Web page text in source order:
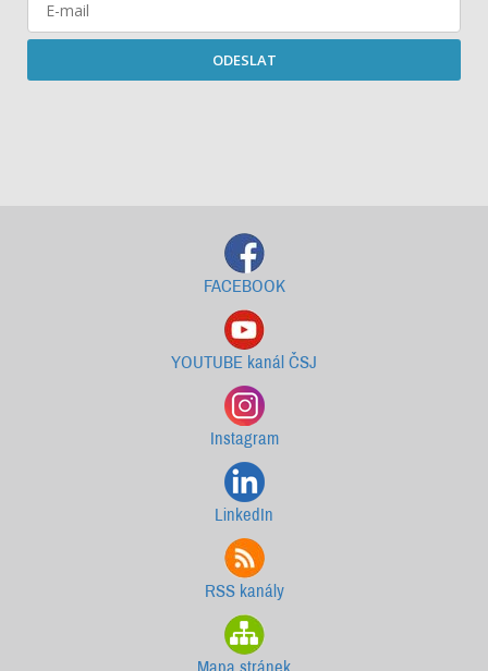
ODESLAT
FACEBOOK
YOUTUBE kanál ČSJ
Instagram
LinkedIn
RSS kanály
Mapa stránek